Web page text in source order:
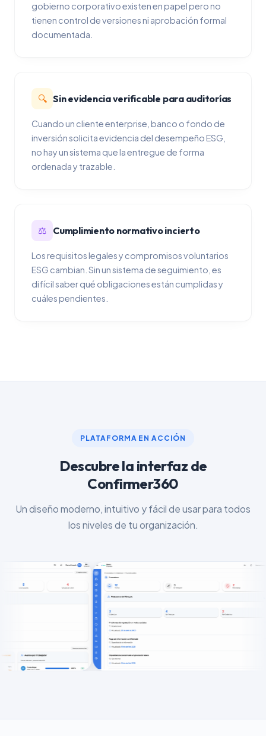
gobierno corporativo existen en papel pero no
tienen control de versiones ni aprobación formal
documentada.
🔍 Sin evidencia verificable para auditorías
Cuando un cliente enterprise, banco o fondo de
inversión solicita evidencia del desempeño ESG,
no hay un sistema que la entregue de forma
ordenada y trazable.
⚖️ Cumplimiento normativo incierto
Los requisitos legales y compromisos voluntarios
ESG cambian. Sin un sistema de seguimiento, es
difícil saber qué obligaciones están cumplidas y
cuáles pendientes.
PLATAFORMA EN ACCIÓN
Descubre la interfaz de
Confirmer360
Un diseño moderno, intuitivo y fácil de usar para todos
los niveles de tu organización.